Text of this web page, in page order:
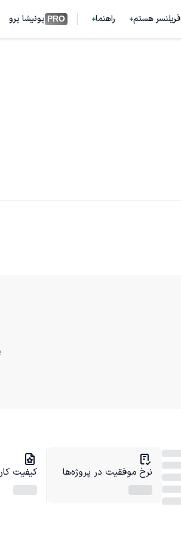
فریلنسر هستم راهنما PRO پونیشا پرو
نرخ موفقیت در پروژه‌ها کیفیت کار